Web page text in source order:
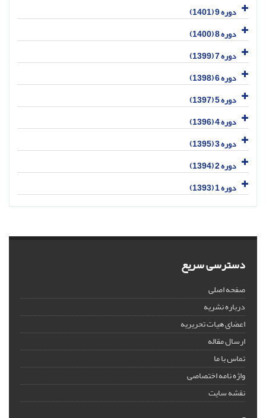
دوره 9 (1401)
دوره 8 (1400)
دوره 7 (1399)
دوره 6 (1398)
دوره 5 (1397)
دوره 4 (1396)
دوره 3 (1395)
دوره 2 (1394)
دوره 1 (1393)
دسترسی سریع
صفحه اصلی
درباره نشریه
اعضای هیات تحریریه
ارسال مقاله
تماس با ما
واژه نامه اختصاصی
نقشه سایت